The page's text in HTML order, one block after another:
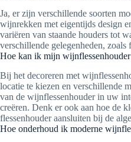
Ja, er zijn verschillende soorten
wijnrekken met eigentijds design
variëren van staande houders tot
verschillende gelegenheden, zoals
Hoe kan ik mijn wijnflessenhouder
Bij het decoreren met
locatie te kiezen en verschillende
van de wijnflessenhouder in uw
creëren. Denk er ook aan hoe de
flessenhouder aansluiten bij de
Hoe onderhoud ik moderne